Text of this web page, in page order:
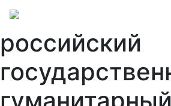
российский